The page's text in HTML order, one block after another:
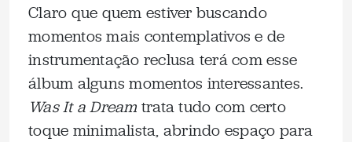
Claro que quem estiver buscando
momentos mais contemplativos e de
instrumentação reclusa terá com esse
álbum alguns momentos interessantes.
Was It a Dream trata tudo com certo
toque minimalista, abrindo espaço para